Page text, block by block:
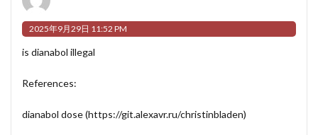
2025年9月29日 11:52 PM
is dianabol illegal
References:
dianabol dose (https://git.alexavr.ru/christinbladen)